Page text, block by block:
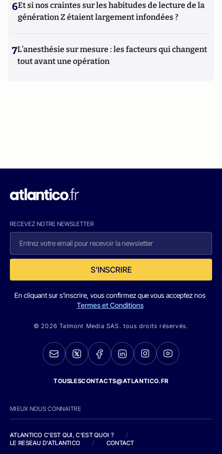
6Et si nos craintes sur les habitudes de lecture de la
génération Z étaient largement infondées ?
7L’anesthésie sur mesure : les facteurs qui changent
tout avant une opération
RECEVEZ NOTRE NEWSLETTER
S'INSCRIRE
En cliquant sur s'inscrire, vous confirmez que vous acceptez nos
Termes et Conditions
© 2026 Talmont Media SAS. tous droits réservés.
TOUSLESCONTACTS@ATLANTICO.FR
MIEUX NOUS CONNAITRE
ATLANTICO C'EST QUI, C'EST QUOI ?
/
LE RESEAU D'ATLANTICO
/ CONTACT